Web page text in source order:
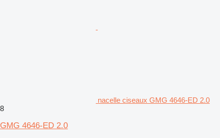
nacelle ciseaux GMG 4646-ED 2.0
8
GMG 4646-ED 2.0